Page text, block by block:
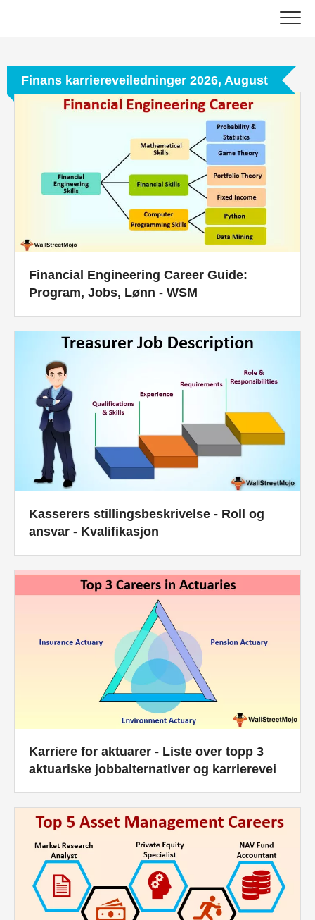
content
Regnskapsopplæring
Excel, VBA og Power BI
Investment Banking Tutorials
Ressurser for økonomisertifisering
Fullstendig format
Risikostyringsveiledninger
Finans karriereveiledninger 2026, August
Financial Engineering Career Guide:
Program, Jobs, Lønn - WSM
Kasserers stillingsbeskrivelse - Roll og
ansvar - Kvalifikasjon
Karriere for aktuarer - Liste over topp 3
aktuariske jobbalternativer og karrierevei